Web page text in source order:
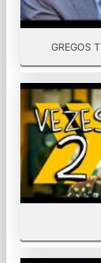
GREGOS